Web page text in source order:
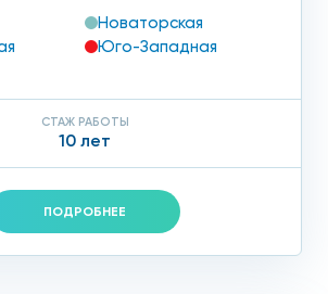
Новаторская
Юго-Западная
СТАЖ РАБОТЫ
10 лет
ПОДРОБНЕЕ